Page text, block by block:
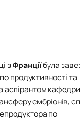
зФранціїбула
продуктивності та
аспірантом
ембріонів,
по